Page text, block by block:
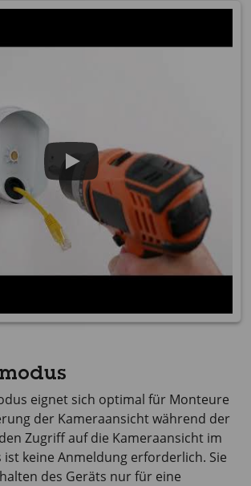
eignet sich optimal für Monteure
der Kameraansicht während der
Zugriff auf die Kameraansicht im
keine Anmeldung erforderlich. Sie
des Geräts nur für eine